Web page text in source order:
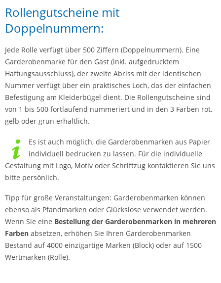
Rollengutscheine mit
Doppelnummern:
Jede Rolle verfügt über 500 Ziffern (Doppelnummern). Eine
Garderobenmarke für den Gast (inkl. aufgedrucktem
Haftungsausschluss), der zweite Abriss mit der identischen
Nummer verfügt über ein praktisches Loch, das der einfachen
Befestigung am Kleiderbügel dient. Die Rollengutscheine sind
von 1 bis 500 fortlaufend nummeriert und in den 3 Farben rot,
gelb oder grün erhältlich.
Es ist auch möglich, die Garderobenmarken aus Papier
individuell bedrucken zu lassen. Für die individuelle
Gestaltung mit Logo, Motiv oder Schriftzug kontaktieren Sie uns
bitte persönlich.
Tipp für große Veranstaltungen: Garderobenmarken können
ebenso als Pfandmarken oder Glückslose verwendet werden.
Wenn Sie eine Bestellung der Garderobenmarken in mehreren
Farben absetzen, erhöhen Sie Ihren Garderobenmarken
Bestand auf 4000 einzigartige Marken (Block) oder auf 1500
Wertmarken (Rolle).